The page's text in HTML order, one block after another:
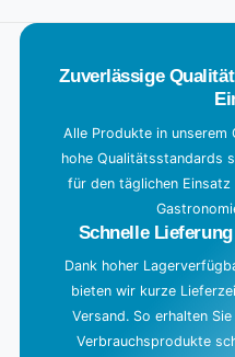
a
Zuverlässige
Alle Produkte in unserem
hohe Qualitätsstandards
für den täglichen Einsatz
Schnelle
Dank hoher
bieten wir kurze
Versand. So erhalten
Verbrauchsprodukte